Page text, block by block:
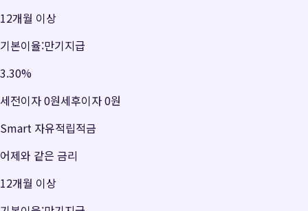
12개월 이상
기본이율:만기지급
3.30%
세전이자0원세후이자0원
Smart 자유적립적금
어제와 같은 금리
12개월 이상